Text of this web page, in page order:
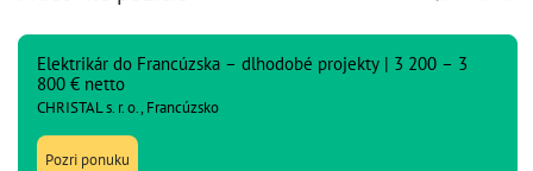
Elektrikár do Francúzska – dlhodobé projekty | 3 200 – 3
800 € netto
CHRISTAL s. r. o., Francúzsko
Pozri ponuku